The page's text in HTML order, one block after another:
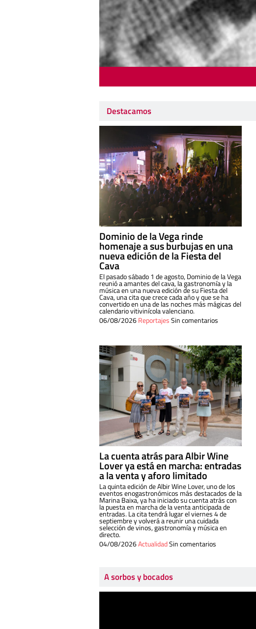
Destacamos
Dominio de la Vega rinde
homenaje a sus burbujas en una
nueva edición de la Fiesta del
Cava
El pasado sábado 1 de agosto, Dominio de la Vega
reunió a amantes del cava, la gastronomía y la
música en una nueva edición de su Fiesta del
Cava, una cita que crece cada año y que se ha
convertido en una de las noches más mágicas del
calendario vitivinícola valenciano.
06/08/2026ReportajesSin comentarios
La cuenta atrás para Albir Wine
Lover ya está en marcha: entradas
a la venta y aforo limitado
La quinta edición de Albir Wine Lover, uno de los
eventos enogastronómicos más destacados de la
Marina Baixa, ya ha iniciado su cuenta atrás con
la puesta en marcha de la venta anticipada de
entradas. La cita tendrá lugar el viernes 4 de
septiembre y volverá a reunir una cuidada
selección de vinos, gastronomía y música en
directo.
04/08/2026ActualidadSin comentarios
A sorbos y bocados